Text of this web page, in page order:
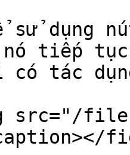
nó tiếp
có tác
files/